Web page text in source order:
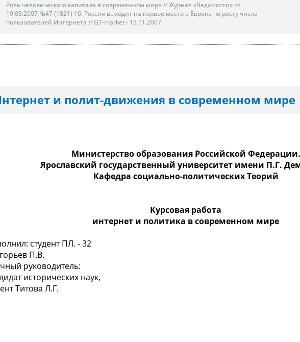
Роль человеческого капитала в современном мире // Журнал «Ведомости» от
19.03.2007 №47 (1821) 16. Россия выходит на первое место в Европе по росту числа
пользователей Интернета // GT-market.- 15.11.2007.
и полит-движения в современном мире
Министерство образования Российской Федерации.
Ярославский государственный университет имени П.Г.
Кафедра социально-политических Теорий
Курсовая работа
интернет и политика в современном мире
студент ПЛ. - 32
П.В.
руководитель:
исторических наук,
Титова Л.Г.